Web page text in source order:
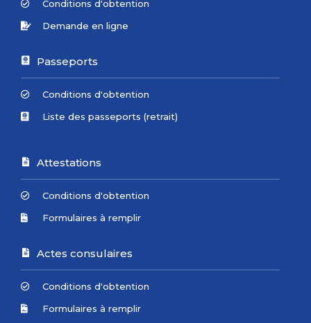
Conditions d'obtention
Demande en ligne
Passeports
Conditions d'obtention
Liste des passeports (retrait)
Attestations
Conditions d'obtention
Formulaires à remplir
Actes consulaires
Conditions d'obtention
Formulaires à remplir